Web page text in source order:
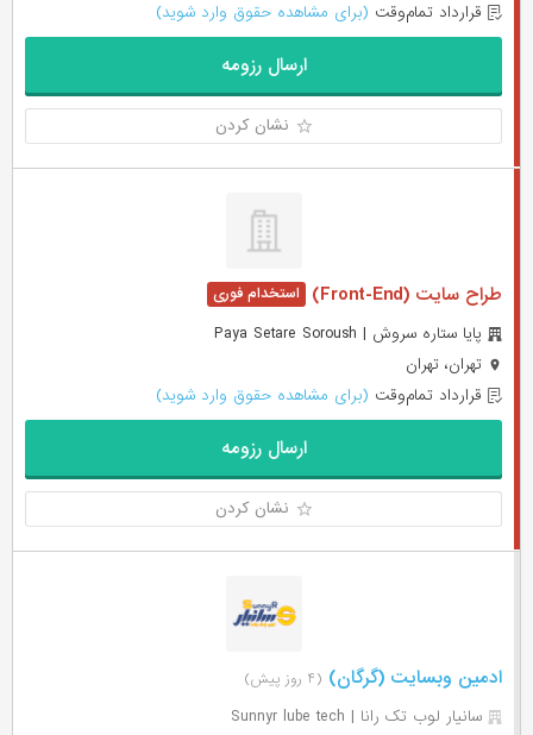
قرارداد تمام‌وقت (برای مشاهده حقوق وارد شوید)
ارسال رزومه
نشان کردن
طراح سایت (Front-End)
پایا ستاره سروش | Paya Setare Soroush
تهران، تهران
قرارداد تمام‌وقت (برای مشاهده حقوق وارد شوید)
ارسال رزومه
نشان کردن
ادمین وبسایت (گرگان) (۴ روز پیش)
سانیار لوب تک رانا | Sunnyr lube tech